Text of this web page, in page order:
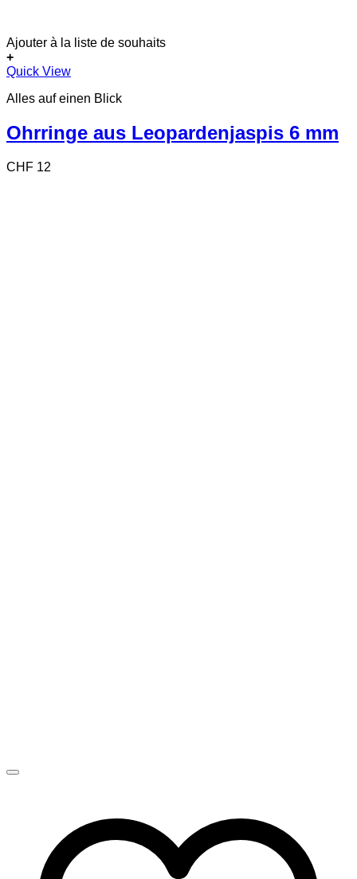
Ajouter à la liste de souhaits
+
Quick View
Alles auf einen Blick
Ohrringe aus Leopardenjaspis 6 mm
CHF 12